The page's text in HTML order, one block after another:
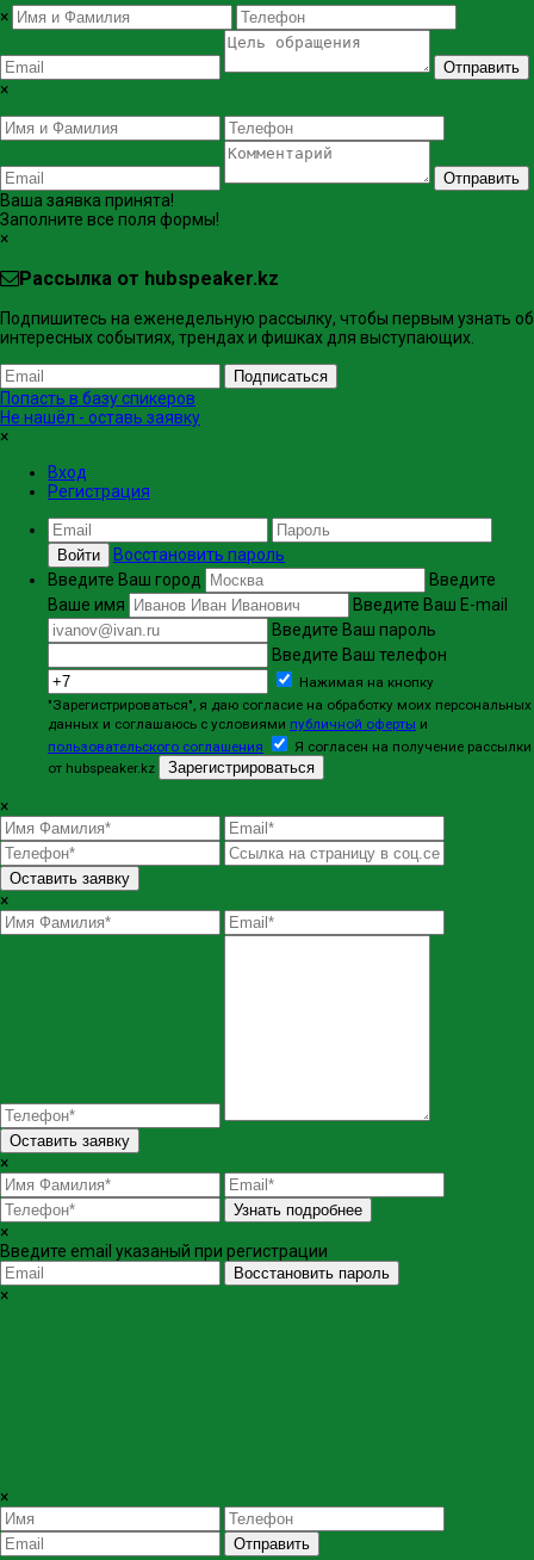
×
Отправить
×
Отправить
Ваша заявка принята!
Заполните все поля формы!
×
Рассылка от hubspeaker.kz
Подпишитесь на еженедельную рассылку, чтобы первым узнать об
интересных событиях, трендах и фишках ​для выступающих.
Подписаться
Попасть в базу спикеров
Не нашёл - оставь заявку
×
Вход
Регистрация
Войти
Восстановить пароль
Введите Ваш город
Введите
Ваше имя
Введите Ваш E-mail
Введите Ваш пароль
Введите Ваш телефон
Нажимая на кнопку
"Зарегистрироваться", я даю согласие на обработку моих персональных
данных и соглашаюсь с условиями публичной оферты и
пользовательского соглашения
Я согласен на получение рассылки
от hubspeaker.kz
Зарегистрироваться
×
Оставить заявку
×
Оставить заявку
×
Узнать подробнее
×
Введите email указаный при регистрации
Восстановить пароль
×
×
Отправить